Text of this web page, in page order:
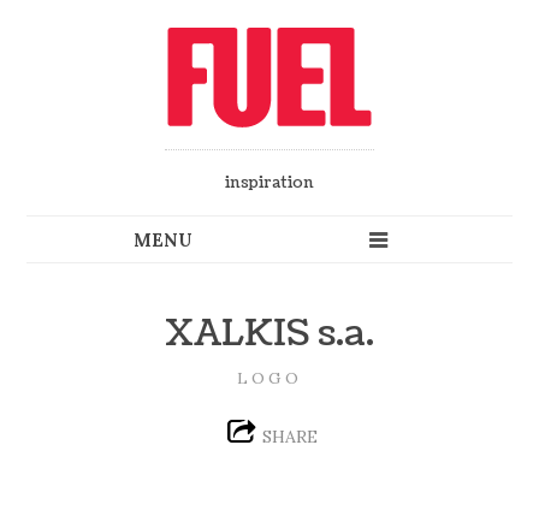
inspiration
XALKIS s.a.
LOGO
SHARE